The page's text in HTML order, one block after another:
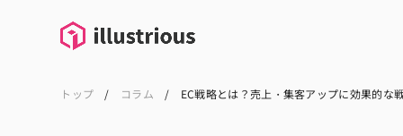
トップ / コラム / EC戦略とは？売上・集客アップに効果的な